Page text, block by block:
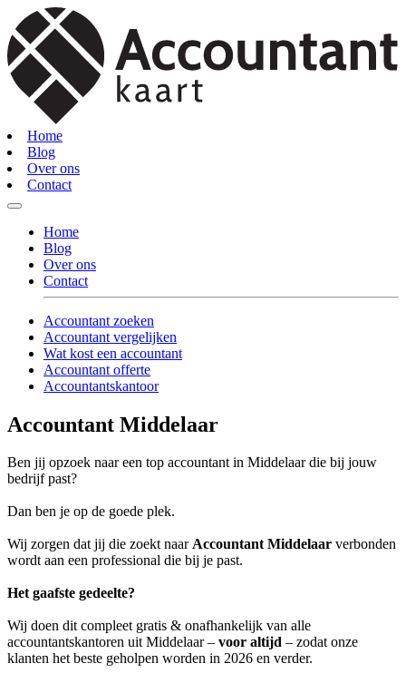
Home
Blog
Over ons
Contact
Home
Blog
Over ons
Contact
Accountant zoeken
Accountant vergelijken
Wat kost een accountant
Accountant offerte
Accountantskantoor
Accountant Middelaar
Ben jij opzoek naar een top accountant in Middelaar die bij jouw
bedrijf past?
Dan ben je op de goede plek.
Wij zorgen dat jij die zoekt naarAccountant Middelaar verbonden
wordt aan een professional die bij je past.
Het gaafste gedeelte?
Wij doen dit compleet gratis & onafhankelijk van alle
accountantskantoren uit Middelaar – voor altijd – zodat onze
klanten het beste geholpen worden in 2026 en verder.